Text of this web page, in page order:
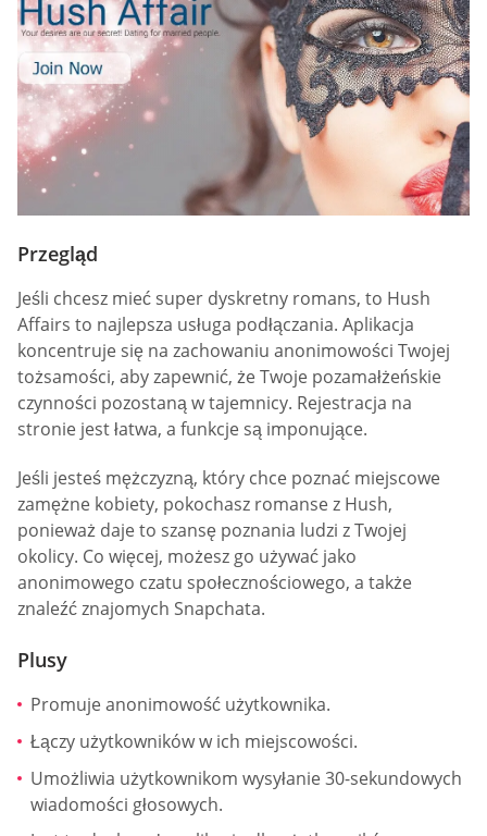
Przegląd
Jeśli chcesz mieć super dyskretny romans, to Hush
Affairs to najlepsza usługa podłączania. Aplikacja
koncentruje się na zachowaniu anonimowości Twojej
tożsamości, aby zapewnić, że Twoje pozamałżeńskie
czynności pozostaną w tajemnicy. Rejestracja na
stronie jest łatwa, a funkcje są imponujące.
Jeśli jesteś mężczyzną, który chce poznać miejscowe
zamężne kobiety, pokochasz romanse z Hush,
ponieważ daje to szansę poznania ludzi z Twojej
okolicy. Co więcej, możesz go używać jako
anonimowego czatu społecznościowego, a także
znaleźć znajomych Snapchata.
Plusy
Promuje anonimowość użytkownika.
Łączy użytkowników w ich miejscowości.
Umożliwia użytkownikom wysyłanie 30-sekundowych
wiadomości głosowych.